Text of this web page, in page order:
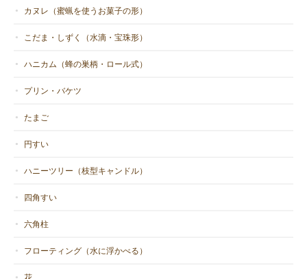
カヌレ（蜜蝋を使うお菓子の形）
こだま・しずく（水滴・宝珠形）
ハニカム（蜂の巣柄・ロール式）
プリン・バケツ
たまご
円すい
ハニーツリー（枝型キャンドル）
四角すい
六角柱
フローティング（水に浮かべる）